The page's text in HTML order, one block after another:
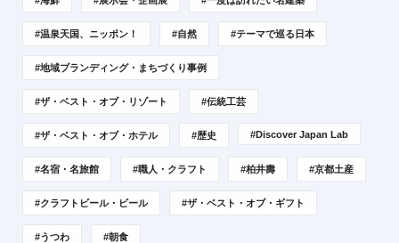
#温泉天国、ニッポン！ #自然 #テーマで巡る日本
#地域ブランディング・まちづくり事例
#ザ・ベスト・オブ・リゾート #伝統工芸
#ザ・ベスト・オブ・ホテル #歴史 #Discover Japan Lab
#名宿・名旅館 #職人・クラフト #柏井壽 #京都土産
#クラフトビール・ビール #ザ・ベスト・オブ・ギフト
#うつわ #朝食